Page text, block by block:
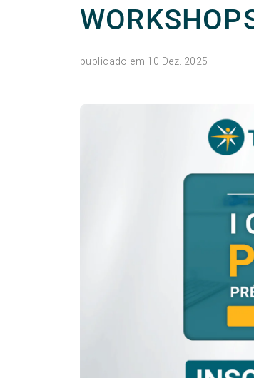
publicado em 10 Dez. 2025